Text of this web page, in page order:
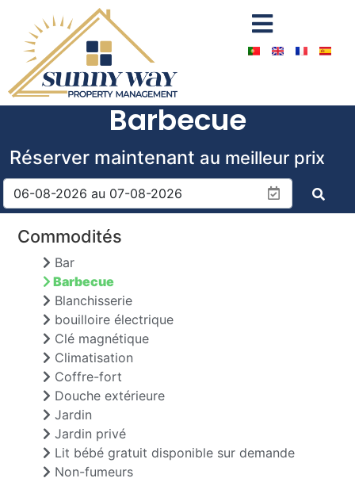
Barbecue
Réserver maintenant au meilleur prix
Commodités
Bar
Barbecue
Blanchisserie
bouilloire électrique
Clé magnétique
Climatisation
Coffre-fort
Douche extérieure
Jardin
Jardin privé
Lit bébé gratuit disponible sur demande
Non-fumeurs